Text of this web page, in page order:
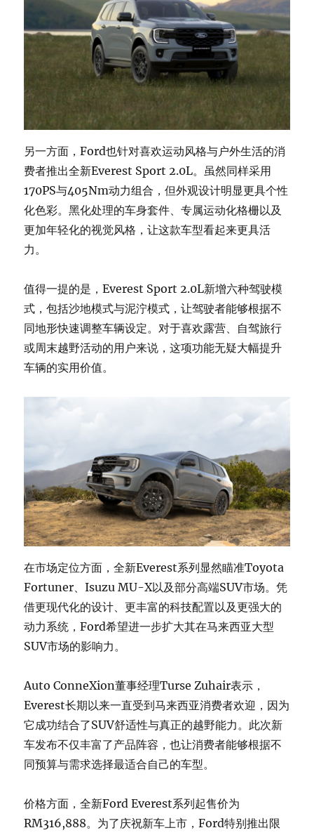
另一方面，Ford也针对喜欢运动风格与户外生活的消
费者推出全新Everest Sport 2.0L。虽然同样采用
170PS与405Nm动力组合，但外观设计明显更具个性
化色彩。黑化处理的车身套件、专属运动化格栅以及
更加年轻化的视觉风格，让这款车型看起来更具活
力。
值得一提的是，Everest Sport 2.0L新增六种驾驶模
式，包括沙地模式与泥泞模式，让驾驶者能够根据不
同地形快速调整车辆设定。对于喜欢露营、自驾旅行
或周末越野活动的用户来说，这项功能无疑大幅提升
车辆的实用价值。
在市场定位方面，全新Everest系列显然瞄准Toyota
Fortuner、Isuzu MU-X以及部分高端SUV市场。凭
借更现代化的设计、更丰富的科技配置以及更强大的
动力系统，Ford希望进一步扩大其在马来西亚大型
SUV市场的影响力。
Auto ConneXion董事经理Turse Zuhair表示，
Everest长期以来一直受到马来西亚消费者欢迎，因为
它成功结合了SUV舒适性与真正的越野能力。此次新
车发布不仅丰富了产品阵容，也让消费者能够根据不
同预算与需求选择最适合自己的车型。
价格方面，全新Ford Everest系列起售价为
RM316,888。为了庆祝新车上市，Ford特别推出限